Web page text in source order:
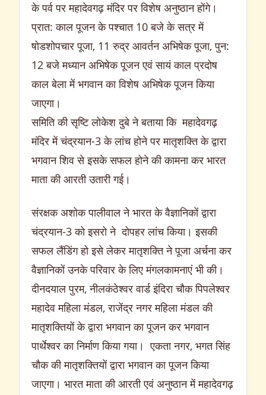
के पर्व पर महादेवगढ़ मंदिर पर विशेष अनुष्ठान होंगे।
प्रात: काल पूजन के पश्चात 10 बजे के सत्र में
षोडशोपचार पूजा, 11 रुद्र आवर्तन अभिषेक पूजा, पुन:
12 बजे मध्यान अभिषेक पूजन एवं सायं काल प्रदोष
काल बेला में भगवान का विशेष अभिषेक पूजन किया
जाएगा।
समिति की सृष्टि लोकेश दुबे ने बताया कि महादेवगढ़
मंदिर में चंद्रयान-3 के लांच होने पर मातृशक्ति के द्वारा
भगवान शिव से इसके सफल होने की कामना कर भारत
माता की आरती उतारी गई।
संरक्षक अशोक पालीवाल ने भारत के वैज्ञानिकों द्वारा
चंद्रयान-3 को इसरो ने दोपहर लांच किया। इसकी
सफल लैंडिंग हो इसे लेकर मातृशक्ति ने पूजा अर्चना कर
वैज्ञानिकों उनके परिवार के लिए मंगलकामनाएं भी की।
दीनदयाल पुरम, नीलकंठेश्वर वार्ड इंदिरा चौक पिपलेश्वर
महादेव महिला मंडल, राजेंद्र नगर महिला मंडल की
मातृशक्तियों के द्वारा भगवान का पूजन कर भगवान
पार्थेश्वर का निर्माण किया गया। एकता नगर, भगत सिंह
चौक की मातृशक्तियों द्वारा भगवान का पूजन किया
जाएगा। भारत माता की आरती एवं अनुष्ठान में महादेवगढ़